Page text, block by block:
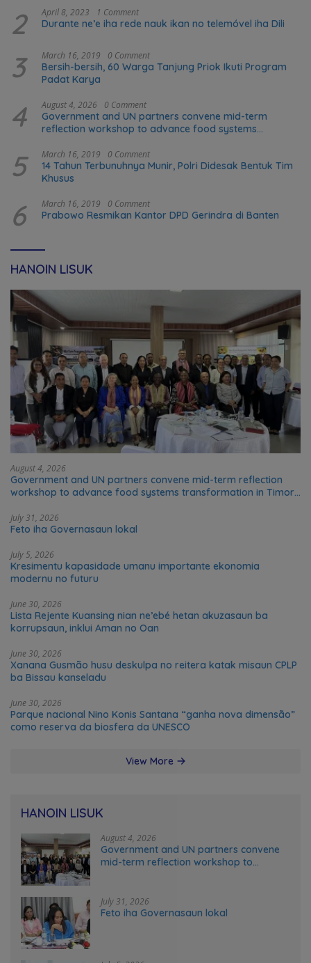
2 April 8, 2023 1 Comment
Durante ne’e iha rede nauk ikan no telemóvel iha Dili
3 March 16, 2019 0 Comment
Bersih-bersih, 60 Warga Tanjung Priok Ikuti Program
Padat Karya
4 August 4, 2026 0 Comment
Government and UN partners convene mid-term
reflection workshop to advance food systems
5 March 16, 2019 0 Comment
14 Tahun Terbunuhnya Munir, Polri Didesak Bentuk Tim
Khusus
6 March 16, 2019 0 Comment
Prabowo Resmikan Kantor DPD Gerindra di Banten
HANOIN LISUK
August 4, 2026
Government and UN partners convene mid-term reflection
workshop to advance food systems transformation in Timor-
July 31, 2026
Feto iha Governasaun lokal
July 5, 2026
Kresimentu kapasidade umanu importante ekonomia
modernu no futuru
June 30, 2026
Lista Rejente Kuansing nian ne’ebé hetan akuzasaun ba
korrupsaun, inklui Aman no Oan
June 30, 2026
Xanana Gusmão husu deskulpa no reitera katak misaun CPLP
ba Bissau kanseladu
June 30, 2026
Parque nacional Nino Konis Santana “ganha nova dimensão”
como reserva da biosfera da UNESCO
View More
HANOIN LISUK
August 4, 2026
Government and UN partners convene
mid-term reflection workshop to
July 31, 2026
Feto iha Governasaun lokal